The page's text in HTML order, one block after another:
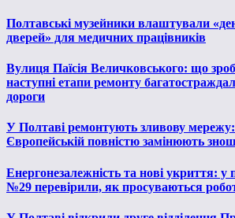
Полтавські музейники влаштували
дверей» для медичних працівників
Вулиця Паїсія Величковського: що
наступні етапи ремонту
дороги
У Полтаві ремонтують зливову мережу:
Європейській повністю замінюють
Енергонезалежність та нові укриття: у
№29 перевірили, як просуваються